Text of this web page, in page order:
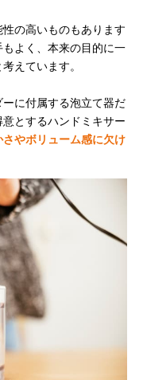
の高いものもあります
よく、本来の目的に一
えています。
に付属する泡立て器だ
とするハンドミキサー
さやボリューム感に欠け